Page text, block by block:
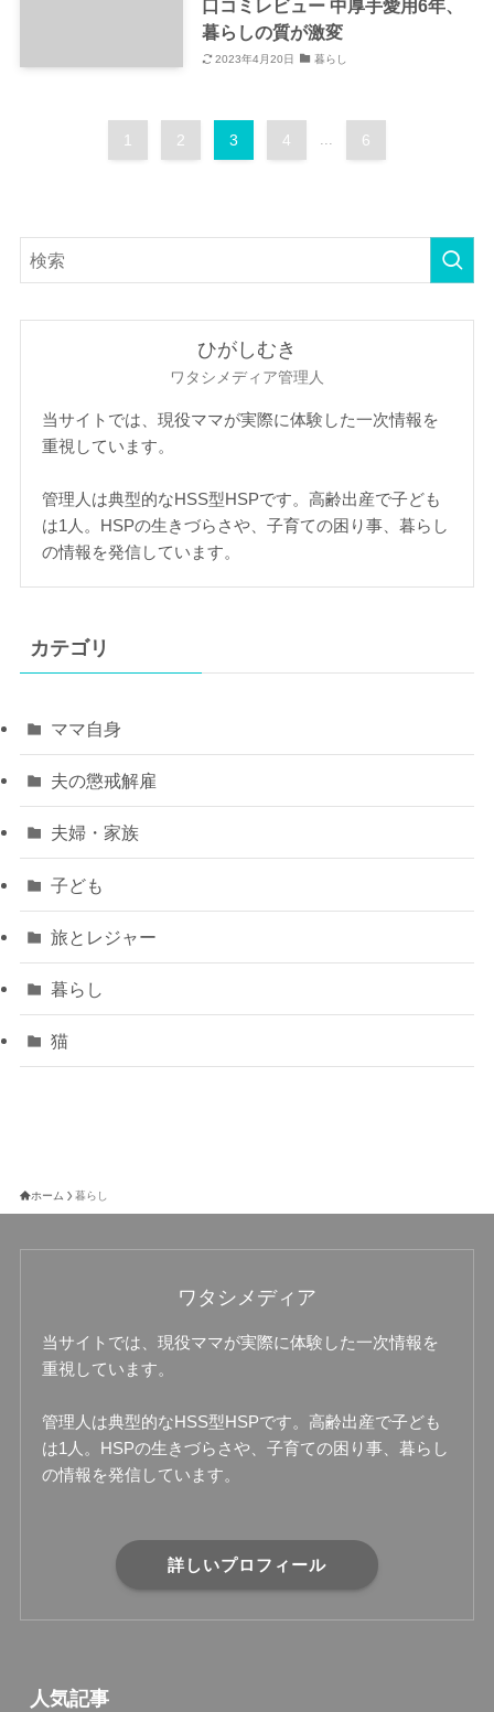
口コミレビュー 中厚手愛用6年、
暮らしの質が激変
2023年4月20日 暮らし
1 2 3 4 6
ひがしむき
ワタシメディア管理人
当サイトでは、現役ママが実際に体験した一次情報を
重視しています。
管理人は典型的なHSS型HSPです。高齢出産で子ども
は1人。HSPの生きづらさや、子育ての困り事、暮らし
の情報を発信しています。
カテゴリ
ママ自身
夫の懲戒解雇
夫婦・家族
子ども
旅とレジャー
暮らし
猫
ホーム 暮らし
ワタシメディア
当サイトでは、現役ママが実際に体験した一次情報を
重視しています。
管理人は典型的なHSS型HSPです。高齢出産で子ども
は1人。HSPの生きづらさや、子育ての困り事、暮らし
の情報を発信しています。
詳しいプロフィール
人気記事